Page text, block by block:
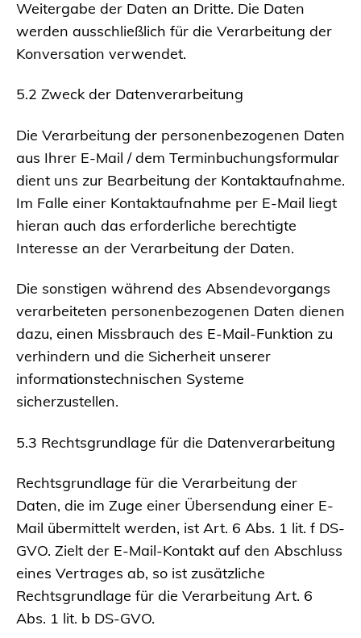
Weitergabe der Daten an Dritte. Die Daten
werden ausschließlich für die Verarbeitung der
Konversation verwendet.
5.2 Zweck der Datenverarbeitung
Die Verarbeitung der personenbezogenen Daten
aus Ihrer E-Mail / dem Terminbuchungsformular
dient uns zur Bearbeitung der Kontaktaufnahme.
Im Falle einer Kontaktaufnahme per E-Mail liegt
hieran auch das erforderliche berechtigte
Interesse an der Verarbeitung der Daten.
Die sonstigen während des Absendevorgangs
verarbeiteten personenbezogenen Daten dienen
dazu, einen Missbrauch des E-Mail-Funktion zu
verhindern und die Sicherheit unserer
informationstechnischen Systeme
sicherzustellen.
5.3 Rechtsgrundlage für die Datenverarbeitung
Rechtsgrundlage für die Verarbeitung der
Daten, die im Zuge einer Übersendung einer E-
Mail übermittelt werden, ist Art. 6 Abs. 1 lit. f DS-
GVO. Zielt der E-Mail-Kontakt auf den Abschluss
eines Vertrages ab, so ist zusätzliche
Rechtsgrundlage für die Verarbeitung Art. 6
Abs. 1 lit. b DS-GVO.